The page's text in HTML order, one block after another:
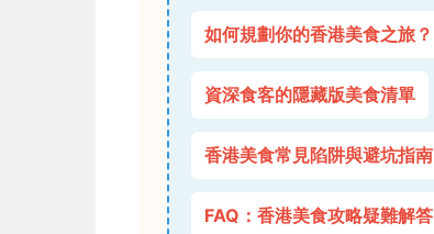
如何規劃你的香港美食之旅？
資深食客的隱藏版美食清單
香港美食常見陷阱與避坑指南
FAQ：香港美食攻略疑難解答